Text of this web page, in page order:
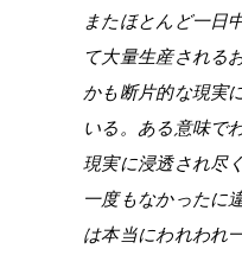
またほとんど一日
て大量生産される
かも断片的な現実
いる。ある意味で
現実に浸透され尽
一度もなかったに
は本当にわれわれ